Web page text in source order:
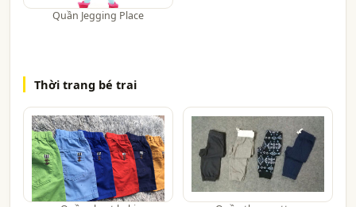
Quần Jegging Place
Thời trang bé trai